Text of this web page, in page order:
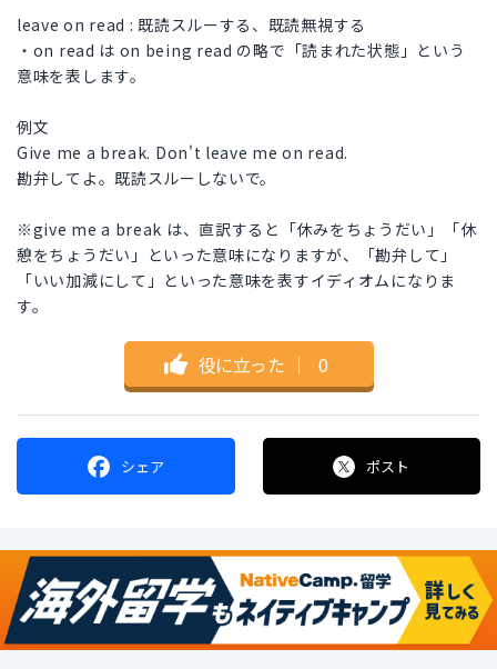
leave on read : 既読スルーする、既読無視する
・on read は on being read の略で「読まれた状態」という
意味を表します。
例文
Give me a break. Don't leave me on read.
勘弁してよ。既読スルーしないで。
※give me a break は、直訳すると「休みをちょうだい」「休
憩をちょうだい」といった意味になりますが、「勘弁して」
「いい加減にして」といった意味を表すイディオムになりま
す。
役に立った ｜ 0
シェア ポスト